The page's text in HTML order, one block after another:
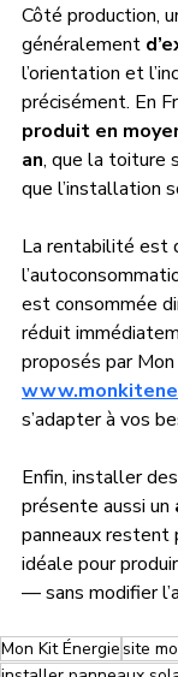
Côté production,
généralement
l’orientation et
précisément. En
produit en
an, que la toiture
que l’installation
La rentabilité est
est consommée
réduit
proposés par
s’adapter à vos
Enfin, installer
présente aussi un
panneaux restent
idéale pour
— sans modifier
Mon Kit Énergiesite